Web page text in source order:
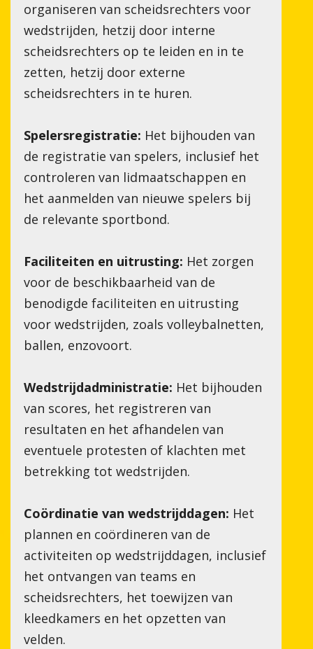
organiseren van scheidsrechters voor
wedstrijden, hetzij door interne
scheidsrechters op te leiden en in te
zetten, hetzij door externe
scheidsrechters in te huren.
Spelersregistratie: Het bijhouden van
de registratie van spelers, inclusief het
controleren van lidmaatschappen en
het aanmelden van nieuwe spelers bij
de relevante sportbond.
Faciliteiten en uitrusting: Het zorgen
voor de beschikbaarheid van de
benodigde faciliteiten en uitrusting
voor wedstrijden, zoals volleybalnetten,
ballen, enzovoort.
Wedstrijdadministratie: Het bijhouden
van scores, het registreren van
resultaten en het afhandelen van
eventuele protesten of klachten met
betrekking tot wedstrijden.
Coördinatie van wedstrijddagen: Het
plannen en coördineren van de
activiteiten op wedstrijddagen, inclusief
het ontvangen van teams en
scheidsrechters, het toewijzen van
kleedkamers en het opzetten van
velden.